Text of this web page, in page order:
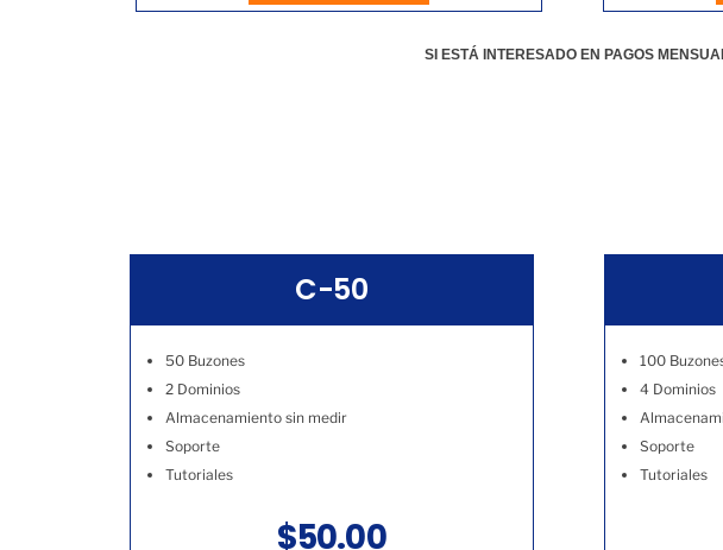
SI ESTÁ INTERESADO EN PAGOS
C-50
50 Buzones
2 Dominios
Almacenamiento sin medir
Soporte
Tutoriales
$50.00
100
4 Dominios
Soporte
Tutoriales